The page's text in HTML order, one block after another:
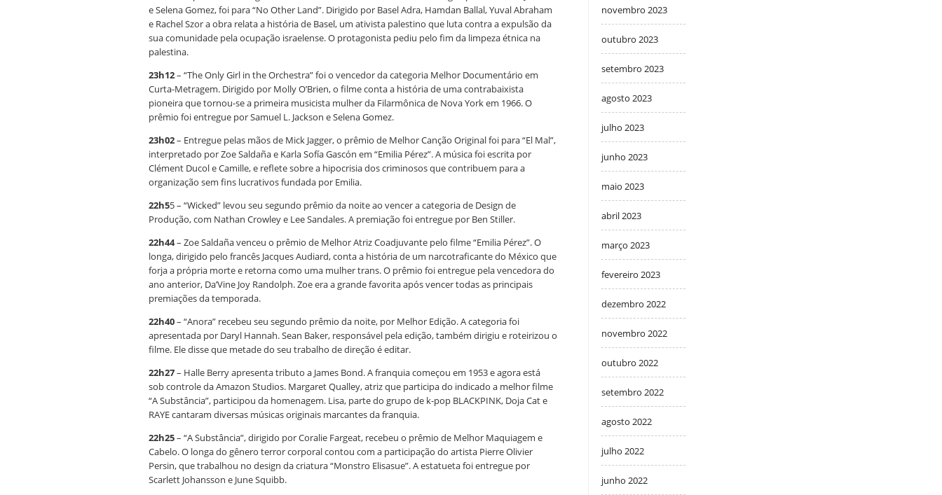
e Selena Gomez, foi para “No Other Land”. Dirigido por Basel Adra, Hamdan Ballal, Yuval Abraham
e Rachel Szor a obra relata a história de Basel, um ativista palestino que luta contra a expulsão da
sua comunidade pela ocupação israelense. O protagonista pediu pelo fim da limpeza étnica na
palestina.
23h12– “The Only Girl in the Orchestra” foi o vencedor da categoria Melhor Documentário em
Curta-Metragem. Dirigido por Molly O’Brien, o filme conta a história de uma contrabaixista
pioneira que tornou-se a primeira musicista mulher da Filarmônica de Nova York em 1966. O
prêmio foi entregue por Samuel L. Jackson e Selena Gomez.
23h02– Entregue pelas mãos de Mick Jagger, o prêmio de Melhor Canção Original foi para “El Mal”,
interpretado por Zoe Saldaña e Karla Sofía Gascón em “Emilia Pérez”. A música foi escrita por
Clément Ducol e Camille, e reflete sobre a hipocrisia dos criminosos que contribuem para a
organização sem fins lucrativos fundada por Emilia.
22h55 – “Wicked” levou seu segundo prêmio da noite ao vencer a categoria de Design de
Produção, com Nathan Crowley e Lee Sandales. A premiação foi entregue por Ben Stiller.
22h44– Zoe Saldaña venceu o prêmio de Melhor Atriz Coadjuvante pelo filme “Emilia Pérez”. O
longa, dirigido pelo francês Jacques Audiard, conta a história de um narcotraficante do México que
forja a própria morte e retorna como uma mulher trans. O prêmio foi entregue pela vencedora do
ano anterior, Da’Vine Joy Randolph. Zoe era a grande favorita após vencer todas as principais
premiações da temporada.
22h40– “Anora” recebeu seu segundo prêmio da noite, por Melhor Edição. A categoria foi
apresentada por Daryl Hannah. Sean Baker, responsável pela edição, também dirigiu e roteirizou o
filme. Ele disse que metade do seu trabalho de direção é editar.
22h27– Halle Berry apresenta tributo a James Bond. A franquia começou em 1953 e agora está
sob controle da Amazon Studios. Margaret Qualley, atriz que participa do indicado a melhor filme
“A Substância”, participou da homenagem. Lisa, parte do grupo de k-pop BLACKPINK, Doja Cat e
RAYE cantaram diversas músicas originais marcantes da franquia.
22h25– “A Substância”, dirigido por Coralie Fargeat, recebeu o prêmio de Melhor Maquiagem e
Cabelo. O longa do gênero terror corporal contou com a participação do artista Pierre Olivier
Persin, que trabalhou no design da criatura “Monstro Elisasue”. A estatueta foi entregue por
Scarlett Johansson e June Squibb.
novembro 2023
outubro 2023
setembro 2023
agosto 2023
julho 2023
junho 2023
maio 2023
abril 2023
março 2023
fevereiro 2023
dezembro 2022
novembro 2022
outubro 2022
setembro 2022
agosto 2022
julho 2022
junho 2022